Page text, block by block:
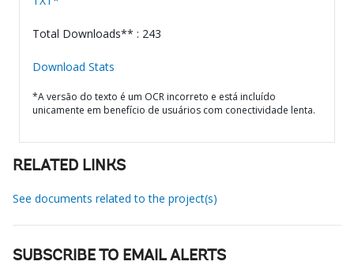
Total Downloads** : 243
Download Stats
*A versão do texto é um OCR incorreto e está incluído
unicamente em benefício de usuários com conectividade lenta.
RELATED LINKS
See documents related to the project(s)
SUBSCRIBE TO EMAIL ALERTS